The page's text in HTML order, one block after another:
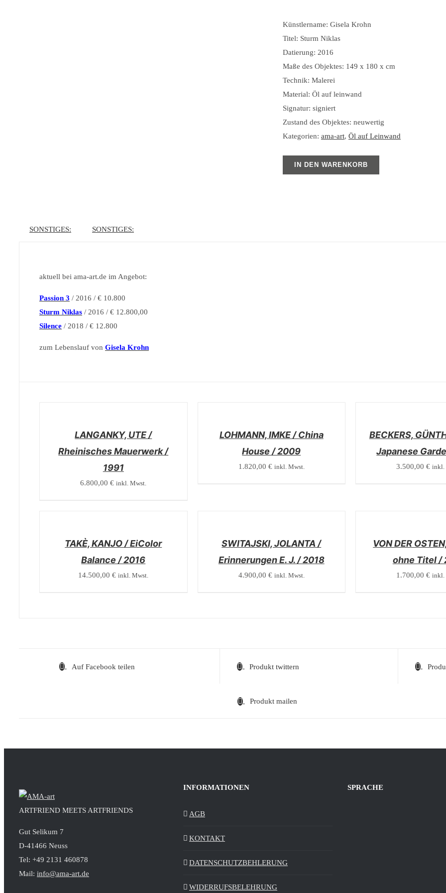
Künstlername: Gisela Krohn
Titel: Sturm Niklas
Datierung: 2016
Maße des Objektes: 149 x 180 x cm
Technik: Malerei
Material: Öl auf leinwand
Signatur: signiert
Zustand des Objektes: neuwertig
Kategorien: ama-art, Öl auf Leinwand
IN DEN WARENKORB
SONSTIGES: SONSTIGES:
aktuell bei ama-art.de im Angebot:
Passion 3 / 2016 / € 10.800
Sturm Niklas / 2016 / € 12.800,00
Silence / 2018 / € 12.800
zum Lebenslauf von Gisela Krohn
LANGANKY, UTE /
Rheinisches Mauerwerk /
1991
6.800,00€ inkl. Mwst.
LOHMANN, IMKE / China
House / 2009
1.820,00 € inkl. Mwst.
BECKERS,
Japanese
3.500,00€ inkl.
TAKÈ, KANJO / EiColor
Balance / 2016
14.500,00€ inkl. Mwst.
SWITAJSKI, JOLANTA /
Erinnerungen E. J. / 2018
4.900,00 € inkl. Mwst.
VON DER
ohne Titel /
1.700,00€ inkl.
Auf Facebook teilen Produkt twittern
Produkt mailen
ARTFRIEND MEETS ARTFRIENDS
Gut Selikum 7
D-41466 Neuss
Tel: +49 2131 460878
Mail: info@ama-art.de
INFORMATIONEN
AGB
KONTAKT
DATENSCHUTZBEHLERUNG
WIDERRUFSBELEHRUNG
SPRACHE